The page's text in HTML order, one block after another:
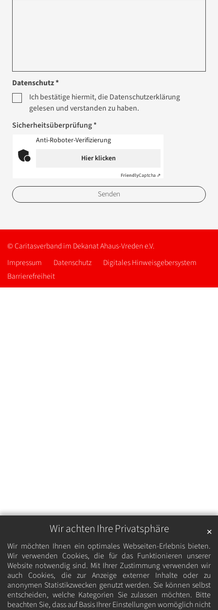
Wir achten Ihre Privatsphäre
Wir möchten Ihnen ein optimales Webseiten-Erlebnis bieten.
Wir verwenden Cookies, die für das Funktionieren unserer
Website notwendig sind. Mit Ihrer Zustimmung verwenden wir
auch Cookies, die zur Anzeige externer Inhalte oder zu
anonymen Statistikzwecken genutzt werden. Sie können selbst
entscheiden, welche Kategorien Sie zulassen möchten. Bitte
beachten Sie, dass auf Basis Ihrer Einstellungen womöglich nicht
✕
Datenschutz *
Ich bestätige hiermit, die Datenschutzerklärung
gelesen und verstanden zu haben.
Sicherheitsüberprüfung *
Anti-Roboter-Verifizierung
Hier klicken
FriendlyCaptcha ⇗
© Caritasverband im Dekanat Ahaus-Vreden e.V.
Impressum
Datenschutz
Digitales Hinweisgebersystem
Barrierefreiheit